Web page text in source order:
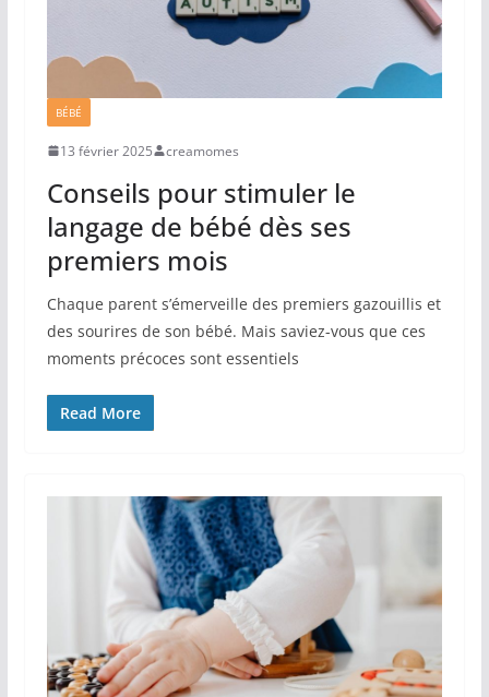
BÉBÉ
13 février 2025 creamomes
Conseils pour stimuler le
langage de bébé dès ses
premiers mois
Chaque parent s’émerveille des premiers gazouillis et
des sourires de son bébé. Mais saviez-vous que ces
moments précoces sont essentiels
Read More